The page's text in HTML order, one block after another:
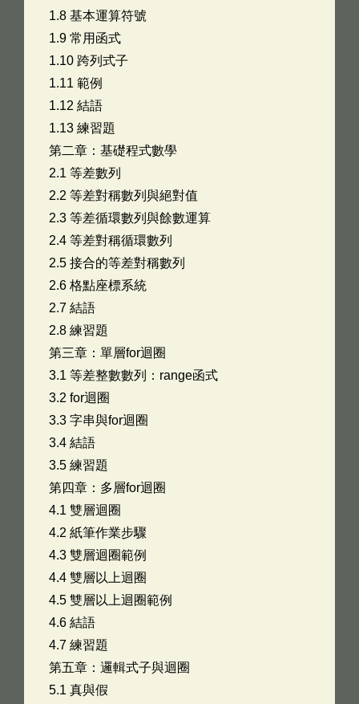
1.8 基本運算符號
1.9 常用函式
1.10 跨列式子
1.11 範例
1.12 結語
1.13 練習題 ­
第二章：基礎程式數學
2.1 等差數列
2.2 等差對稱數列與絕對值
2.3 等差循環數列與餘數運算
2.4 等差對稱循環數列
2.5 接合的等差對稱數列
2.6 格點座標系統
2.7 結語
2.8 練習題 ­
第三章：單層for迴圈
3.1 等差整數數列：range函式
3.2 for迴圈
3.3 字串與for迴圈
3.4 結語
3.5 練習題 ­
第四章：多層for迴圈
4.1 雙層迴圈
4.2 紙筆作業步驟
4.3 雙層迴圈範例
4.4 雙層以上迴圈
4.5 雙層以上迴圈範例
4.6 結語
4.7 練習題 ­
第五章：邏輯式子與迴圈
5.1 真與假